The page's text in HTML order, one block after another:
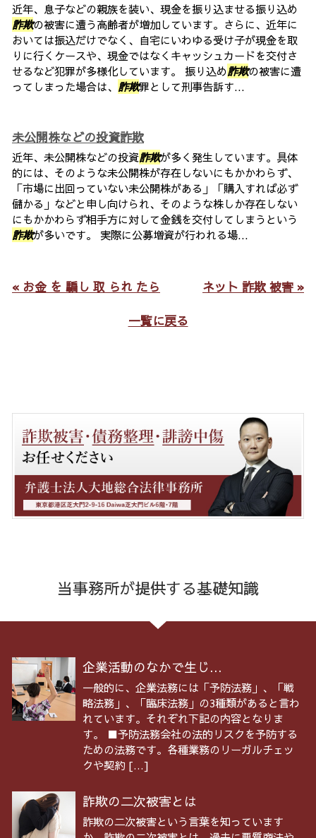
近年、息子などの親族を装い、現金を振り込ませる振り込め
詐欺の被害に遭う高齢者が増加しています。さらに、近年に
おいては振込だけでなく、自宅にいわゆる受け子が現金を取
りに行くケースや、現金ではなくキャッシュカードを交付さ
せるなど犯罪が多様化しています。 振り込め詐欺の被害に遭
ってしまった場合は、 詐欺罪として刑事告訴す...
未公開株などの投資詐欺
近年、未公開株などの投資詐欺が多く発生しています。具体
的には、そのような未公開株が存在しないにもかかわらず、
「市場に出回っていない未公開株がある」「購入すれば必ず
儲かる」などと申し向けられ、そのような株しか存在しない
にもかかわらず相手方に対して金銭を交付してしまうという
詐欺が多いです。 実際に公募増資が行われる場...
« お金 を 騙し 取 られ たら ネット 詐欺 被害 »
一覧に戻る
当事務所が提供する基礎知識
企業活動のなかで生じ...
一般的に、企業法務には「予防法務」、「戦
略法務」、「臨床法務」の3種類があると言わ
れています。それぞれ下記の内容となりま
す。 ■予防法務会社の法的リスクを予防する
ための法務です。各種業務のリーガルチェッ
クや契約 […]
詐欺の二次被害とは
詐欺の二次被害という言葉を知っています